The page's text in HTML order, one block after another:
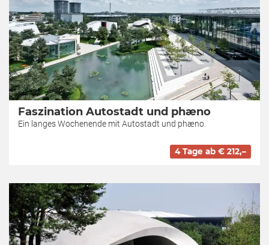
Faszination Autostadt und phæno
Ein langes Wochenende mit Autostadt und phæno.
4 Tage ab € 212,–